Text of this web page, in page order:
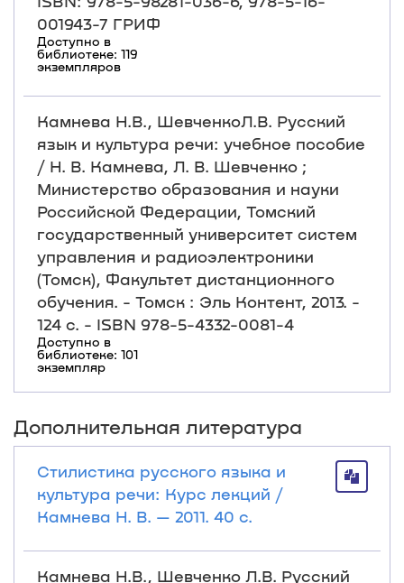
001943-7 ГРИФ
Доступно в
библиотеке: 119
экземпляров
Камнева Н.В., ШевченкоЛ.В. Русский
язык и культура речи: учебное пособие
/ Н. В. Камнева, Л. В. Шевченко ;
Министерство образования и науки
Российской Федерации, Томский
государственный университет систем
управления и радиоэлектроники
(Томск), Факультет дистанционного
обучения. - Томск : Эль Контент, 2013. -
124 с. - ISBN 978-5-4332-0081-4
Доступно в
библиотеке: 101
экземпляр
Дополнительная литература
Стилистика русского языка и
культура речи: Курс лекций /
Камнева Н. В. — 2011. 40 с.
Камнева Н.В., Шевченко Л.В. Русский